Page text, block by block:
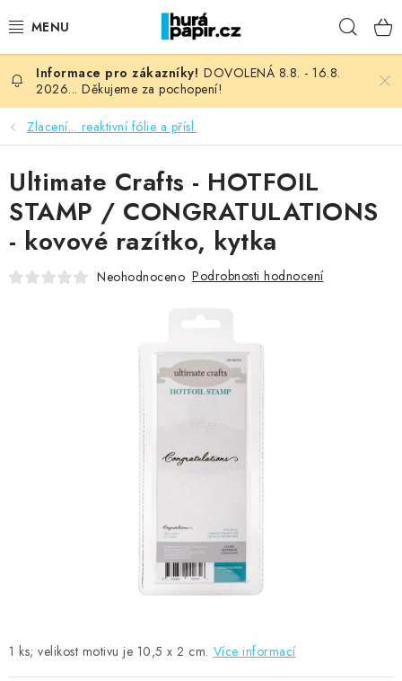
na
NOVINKY
HURÁ DÍLNA
VŠECHNO ZBOŽÍ
KNIHAŘSKÝ MATERIÁL
Obchodní podmínky
Podmínky ochrany osobních údajů
Ověřování recenzí
DOVOLENÁ 8.8. - 16.8.
2026... Děkujeme za pochopení!
Zlacení... reaktivní fólie a přísl.
1 ks; velikost motivu je 10,5 x 2 cm. Více informací
Ultimate Crafts - HOTFOIL
STAMP / CONGRATULATIONS
- kovové razítko, kytka
Neohodnoceno Podrobnosti hodnocení